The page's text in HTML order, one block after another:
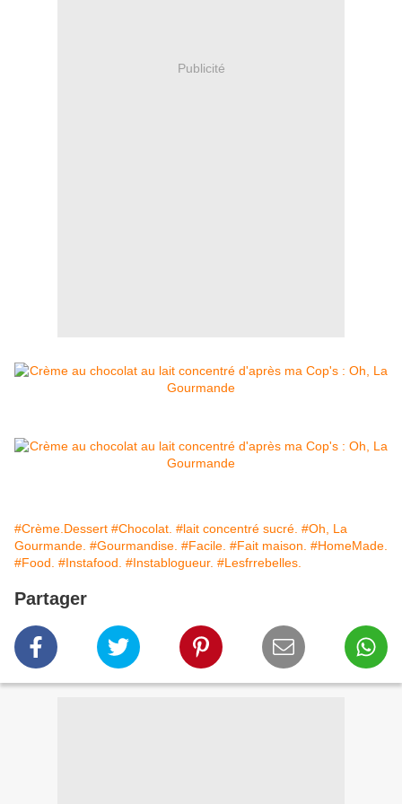
Publicité
#Crème.Dessert #Chocolat. #lait concentré sucré. #Oh, La
Gourmande. #Gourmandise. #Facile. #Fait maison. #HomeMade.
#Food. #Instafood. #Instablogueur. #Lesfrrebelles.
Partager